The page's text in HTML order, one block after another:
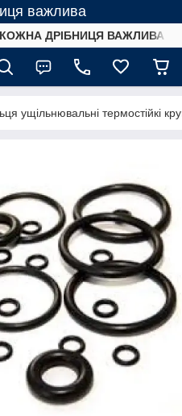
важлива
ДРІБНИЦЯ ВАЖЛИВА /
ущільнювальні термостійкі